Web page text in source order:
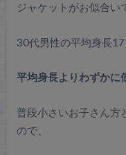
ジャケットがお似合い
30代男性の平均身長
平均身長よりわずかに
普段小さいお子さん方
ので、